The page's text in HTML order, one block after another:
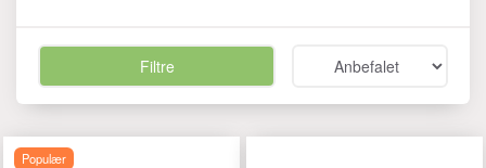
Filtre
Populær